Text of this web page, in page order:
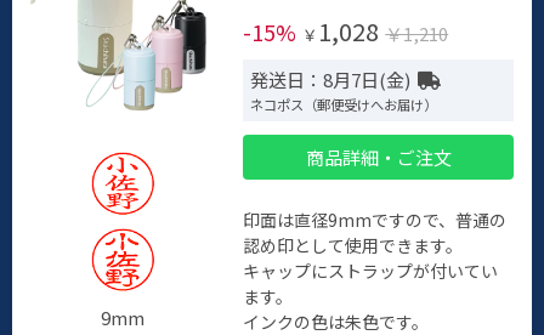
9mm
-15% ￥ 1,028 ￥1,210
発送日：8月7日(金)
ネコポス（郵便受けへお届け）
商品詳細・ご注文
印面は直径9mmですので、普通の
認め印として使用できます。
キャップにストラップが付いてい
ます。
インクの色は朱色です。